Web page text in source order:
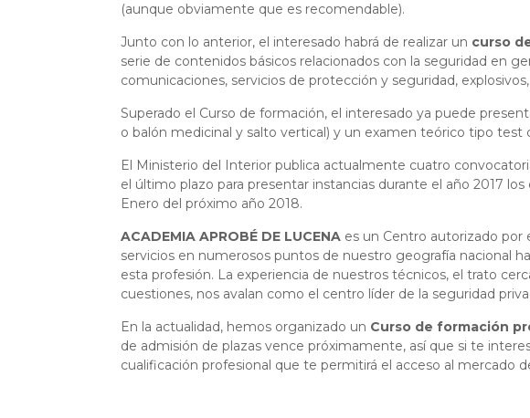
(aunque obviamente que es recomendable).
Junto con lo anterior, el interesado habrá de realizar un curso
serie de contenidos básicos relacionados con la seguridad en
comunicaciones, servicios de protección y seguridad,
Superado el Curso de formación, el interesado ya puede
o balón medicinal y salto vertical) y un examen teórico tipo
El Ministerio del Interior publica actualmente cuatro
el último plazo para presentar instancias durante el año 2017
Enero del próximo año 2018.
ACADEMIA APROBÉ DE LUCENA es un Centro autorizado por
servicios en numerosos puntos de nuestro geografía nacional
esta profesión. La experiencia de nuestros técnicos, el trato
cuestiones, nos avalan como el centro líder de la seguridad
En la actualidad, hemos organizado un Curso de formación
de admisión de plazas vence próximamente, así que si te
cualificación profesional que te permitirá el acceso al mercado